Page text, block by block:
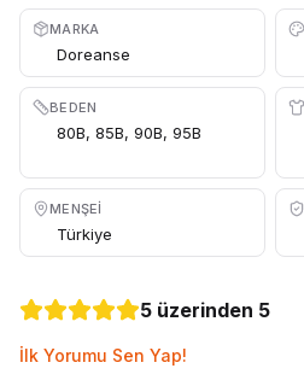
MARKA
Doreanse
BEDEN
80B, 85B, 90B, 95B
MENŞEI
Türkiye
5 üzerinden 5
İlk Yorumu Sen Yap!